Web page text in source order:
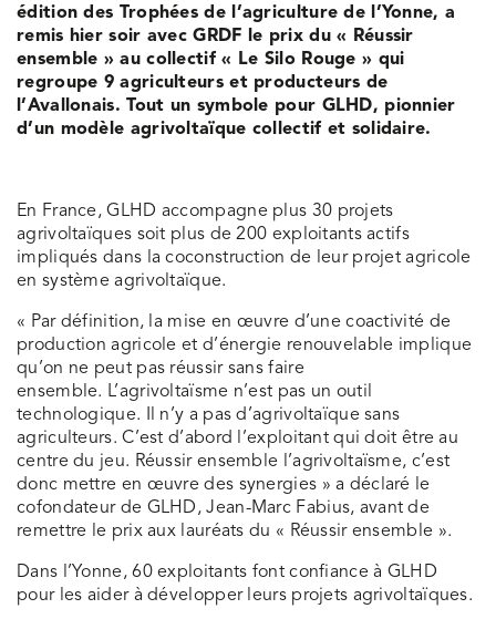
édition des Trophées de l’agriculture de l’Yonne, a
remis hier soir avec GRDF le prix du « Réussir
ensemble » au collectif « Le Silo Rouge » qui
regroupe 9 agriculteurs et producteurs de
l’Avallonais. Tout un symbole pour GLHD, pionnier
d’un modèle agrivoltaïque collectif et solidaire.
En France, GLHD accompagne plus 30 projets
agrivoltaïques soit plus de 200 exploitants actifs
impliqués dans la coconstruction de leur projet agricole
en système agrivoltaïque.
« Par définition, la mise en œuvre d’une coactivité de
production agricole et d’énergie renouvelable implique
qu’on ne peut pas réussir sans faire
ensemble. L’agrivoltaïsme n’est pas un outil
technologique. Il n’y a pas d’agrivoltaïque sans
agriculteurs. C’est d’abord l’exploitant qui doit être au
centre du jeu. Réussir ensemble l’agrivoltaïsme, c’est
donc mettre en œuvre des synergies » a déclaré le
cofondateur de GLHD, Jean-Marc Fabius, avant de
remettre le prix aux lauréats du « Réussir ensemble ».
Dans l’Yonne, 60 exploitants font confiance à GLHD
pour les aider à développer leurs projets agrivoltaïques.